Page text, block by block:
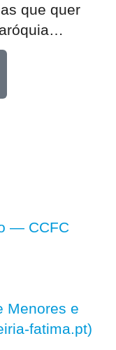
que quer
…
— CCFC
Menores e
fatima.pt)